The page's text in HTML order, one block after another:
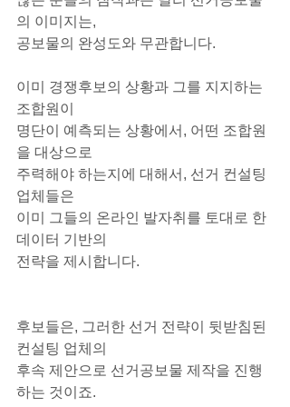
의 이미지는,
공보물의 완성도와 무관합니다.
이미 경쟁후보의 상황과 그를 지지하는
조합원이
명단이 예측되는 상황에서, 어떤 조합원
을 대상으로
주력해야 하는지에 대해서, 선거 컨설팅
업체들은
이미 그들의 온라인 발자취를 토대로 한
데이터 기반의
전략을 제시합니다.
후보들은, 그러한 선거 전략이 뒷받침된
컨설팅 업체의
후속 제안으로 선거공보물 제작을 진행
하는 것이죠.